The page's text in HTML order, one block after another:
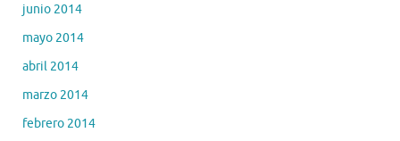
junio 2014
mayo 2014
abril 2014
marzo 2014
febrero 2014